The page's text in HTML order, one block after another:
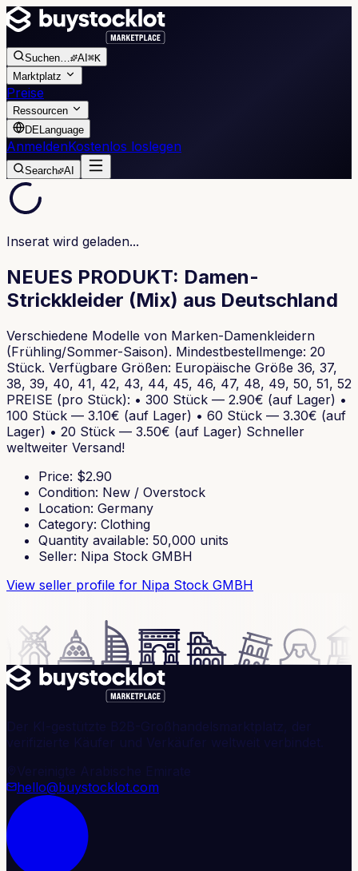
Suchen… AI ⌘K
Marktplatz
Preise
Ressourcen
DELanguage
AnmeldenKostenlos loslegen
Search AI
Inserat wird geladen...
NEUES PRODUKT: Damen-
Strickkleider (Mix) aus Deutschland
Verschiedene Modelle von Marken-Damenkleidern
(Frühling/Sommer-Saison). Mindestbestellmenge: 20
Stück. Verfügbare Größen: Europäische Größe 36, 37,
38, 39, 40, 41, 42, 43, 44, 45, 46, 47, 48, 49, 50, 51, 52
PREISE (pro Stück): • 300 Stück — 2.90€ (auf Lager) •
100 Stück — 3.10€ (auf Lager) • 60 Stück — 3.30€ (auf
Lager) • 20 Stück — 3.50€ (auf Lager) Schneller
weltweiter Versand!
Price: $2.90
Condition: New / Overstock
Location: Germany
Category: Clothing
Quantity available: 50,000 units
Seller: Nipa Stock GMBH
View seller profile for Nipa Stock GMBH
Der KI-gestützte B2B-Großhandelsmarktplatz, der
verifizierte Käufer und Verkäufer weltweit verbindet.
Vereinigte Arabische Emirate
hello@buystocklot.com